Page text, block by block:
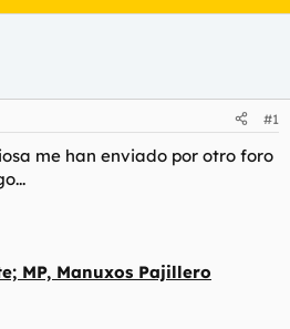
#1
me han enviado por otro foro
MP, Manuxos Pajillero